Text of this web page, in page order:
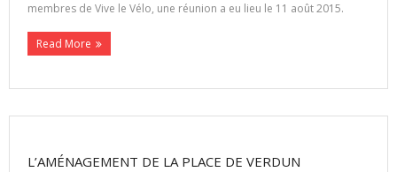
membres de Vive le Vélo, une réunion a eu lieu le 11 août 2015.
Read More
L’AMÉNAGEMENT DE LA PLACE DE VERDUN